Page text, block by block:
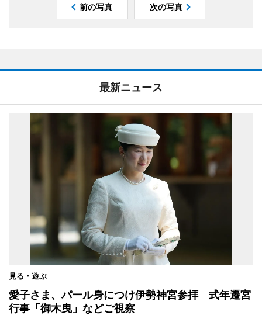
前の写真 次の写真
最新ニュース
見る・遊ぶ
愛子さま、パール身につけ伊勢神宮参拝 式年遷宮
行事「御木曳」などご視察